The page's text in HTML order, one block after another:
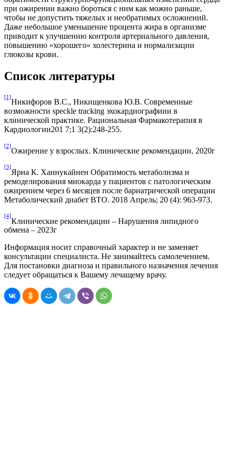
при ожирении важно бороться с ним как можно раньше,
чтобы не допустить тяжелых и необратимых осложнений.
Даже небольшое уменьшение процента жира в организме
приводит к улучшению контроля артериального давления,
повышению «хорошего» холестерина и нормализации
глюкозы крови.
Список литературы
[1]
Никифоров В.С., Никищенкова Ю.В. Современные
возможности speckle tracking эхокардиографиии в
клинической практике. Рациональная Фармакотерапия в
Кардиологии201 7;1 3(2):248-255.
[2]
Ожирение у взрослых. Клинические рекомендации, 2020г
[3]
Ярна К. Ханнукайнен Обратимость метаболизма и
ремоделирования миокарда у пациентов с патологическим
ожирением через 6 месяцев после бариатрической операции
Метаболический диабет ВТО. 2018 Апрель; 20 (4): 963-973.
[4]
Клинические рекомендации – Нарушения липидного
обмена – 2023г
Информация носит справочный характер и не заменяет
консультации специалиста. Не занимайтесь самолечением.
Для постановки диагноза и правильного назначения лечения
следует обращаться к Вашему лечащему врачу.